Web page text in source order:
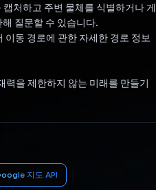
처하고 주변 물체를 식별하거나 게
질문할 수 있습니다.
동 경로에 관한 자세한 경로 정보
을 제한하지 않는 미래를 만들기
지도 API